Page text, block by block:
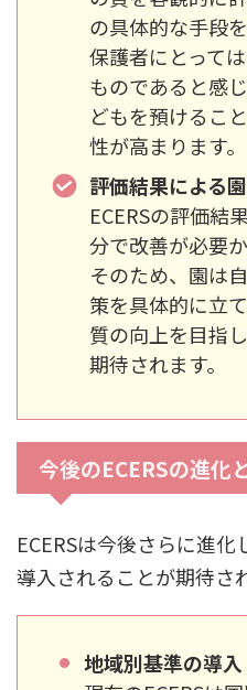
の具体的な手段
保護者にとって
ものであると感
どもを預けるこ
性が高まります。
評価結果による
ECERSの評価結
分で改善が必要
そのため、園は
策を具体的に立
質の向上を目指
期待されます。
今後のECERSの進化
ECERSは今後さらに進
導入されることが期待さ
地域別基準の導入